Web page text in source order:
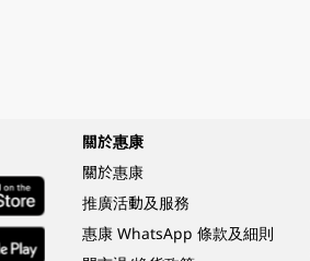
關於惠康
關於惠康
推廣活動及服務
惠康 WhatsApp 條款及細則